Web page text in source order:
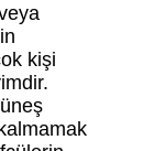
kişi